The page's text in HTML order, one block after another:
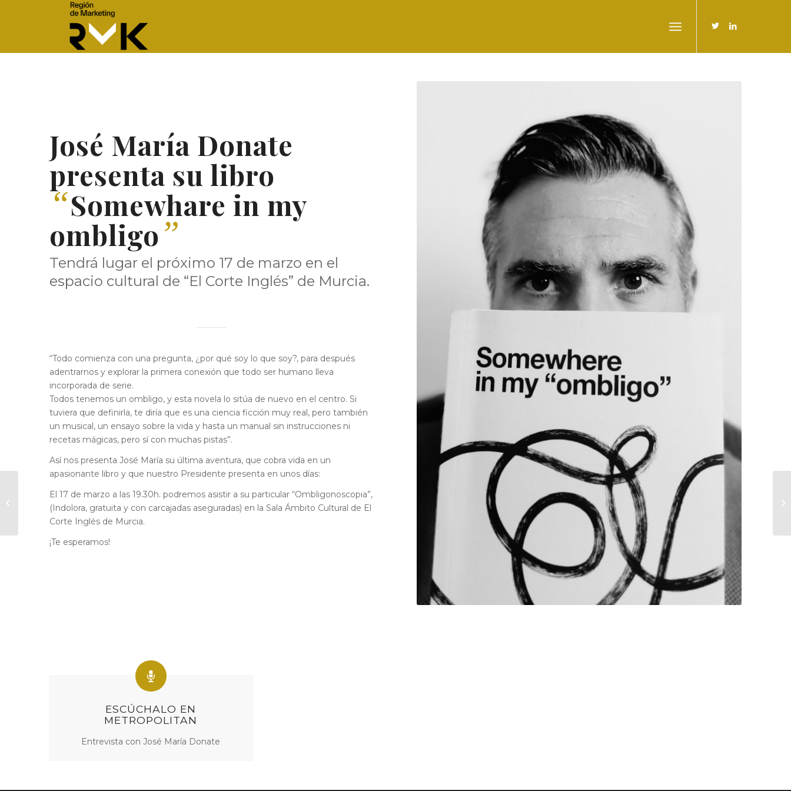
José María Donate
presenta su libro
“Somewhare in my
ombligo”
Tendrá lugar el próximo 17 de marzo en el
espacio cultural de “El Corte Inglés” de Murcia.
“Todo comienza con una pregunta, ¿por qué soy lo que soy?, para después
adentrarnos y explorar la primera conexión que todo ser humano lleva
incorporada de serie.
Todos tenemos un ombligo, y esta novela lo sitúa de nuevo en el centro. Si
tuviera que definirla, te diría que es una ciencia ficción muy real, pero también
un musical, un ensayo sobre la vida y hasta un manual sin instrucciones ni
recetas mágicas, pero sí con muchas pistas”.
Así nos presenta José María su última aventura, que cobra vida en un
apasionante libro y que nuestro Presidente presenta en unos días:
El 17 de marzo a las 19.30h. podremos asistir a su particular “Ombligonoscopia”,
(Indolora, gratuita y con carcajadas aseguradas) en la Sala Ámbito Cultural de El
Corte Inglés de Murcia.
¡Te esperamos!
ESCÚCHALO EN
METROPOLITAN
Entrevista con José María Donate
contenido que nos
ayude a atraer leads
cualificados